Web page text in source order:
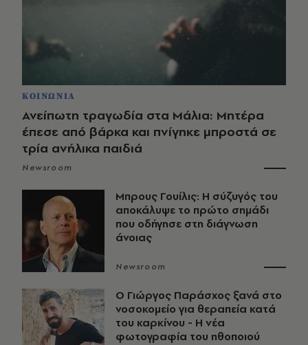
ΚΟΙΝΩΝΙΑ
Ανείπωτη τραγωδία στα Μάλια: Μητέρα
έπεσε από βάρκα και πνίγηκε μπροστά σε
τρία ανήλικα παιδιά
Newsroom
Μπρους Γουίλις: Η σύζυγός του
αποκάλυψε το πρώτο σημάδι
που οδήγησε στη διάγνωση
άνοιας
Newsroom
O Γιώργος Παράσχος ξανά στο
νοσοκομείο για θεραπεία κατά
του καρκίνου - Η νέα
φωτογραφία του ηθοποιού